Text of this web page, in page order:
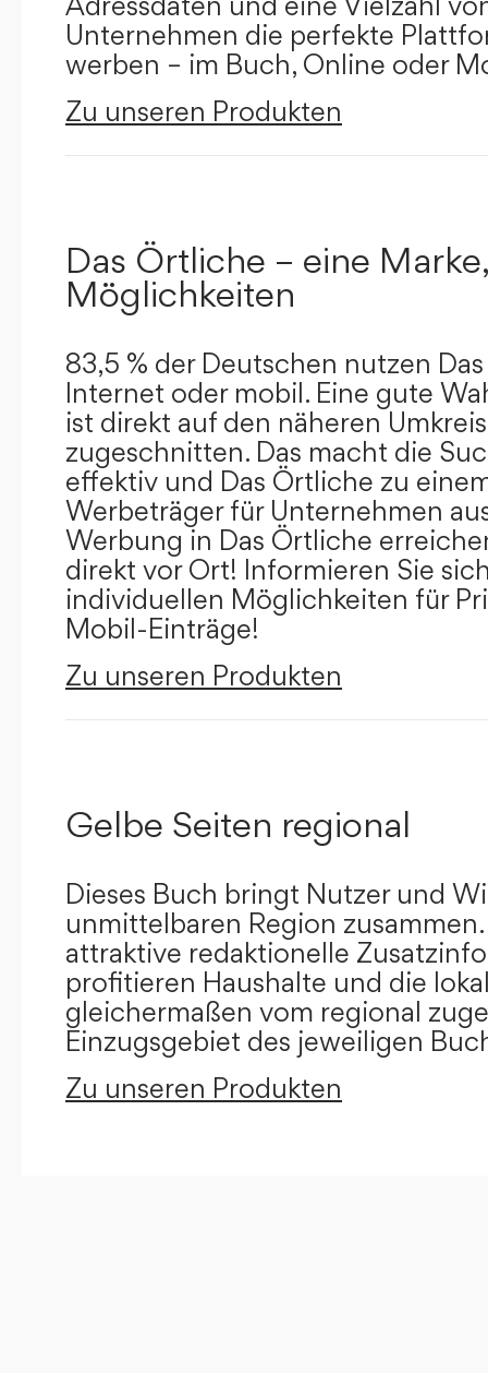
Unternehmen die perfekte
werben – im Buch, Online oder
Zu unseren Produkten
Das Örtliche – eine
Möglichkeiten
83,5 % der Deutschen nutzen
Internet oder mobil. Eine gute
ist direkt auf den näheren
zugeschnitten. Das macht die
effektiv und Das Örtliche zu
Werbeträger für Unternehmen
Werbung in Das Örtliche
direkt vor Ort! Informieren Sie
individuellen Möglichkeiten für
Mobil-Einträge!
Zu unseren Produkten
Gelbe Seiten regional
Dieses Buch bringt Nutzer und
unmittelbaren Region
attraktive redaktionelle
profitieren Haushalte und die
gleichermaßen vom regional
Einzugsgebiet des jeweiligen
Zu unseren Produkten